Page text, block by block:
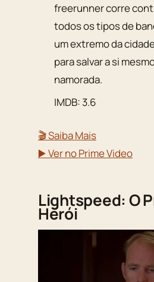
freerunner corre
todos os tipos de
um extremo da
para salvar a si
namorada.
IMDB: 3.6
🎬 Saiba Mais
▶️ Ver no Prime Video
Lightspeed: O
Herói